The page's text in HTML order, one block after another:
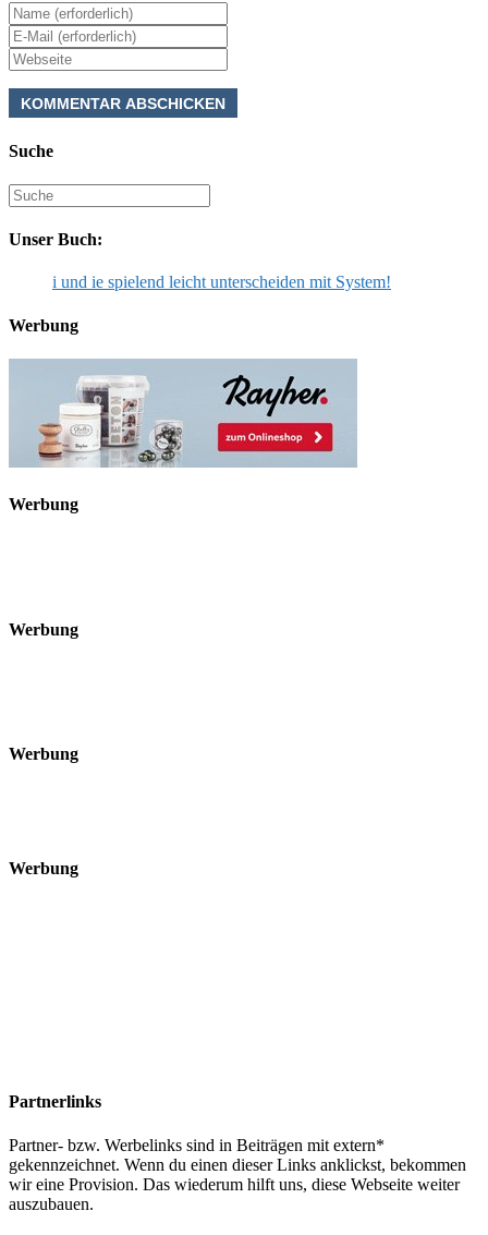
Gib
deinen
Namen
oder
Benutzernamen
zum
ein
Gib
deine
E-
Mail-
Adresse
Kommentieren
Gib
deine
Website-
URL
(optional)
Suche
Suche
nach:
Unser Buch:
i und ie spielend leicht unterscheiden mit System!
Werbung
Werbung
Werbung
Werbung
Werbung
Partnerlinks
Partner- bzw. Werbelinks sind in Beiträgen mit extern*
gekennzeichnet. Wenn du einen dieser Links anklickst, bekommen
wir eine Provision. Das wiederum hilft uns, diese Webseite weiter
auszubauen.